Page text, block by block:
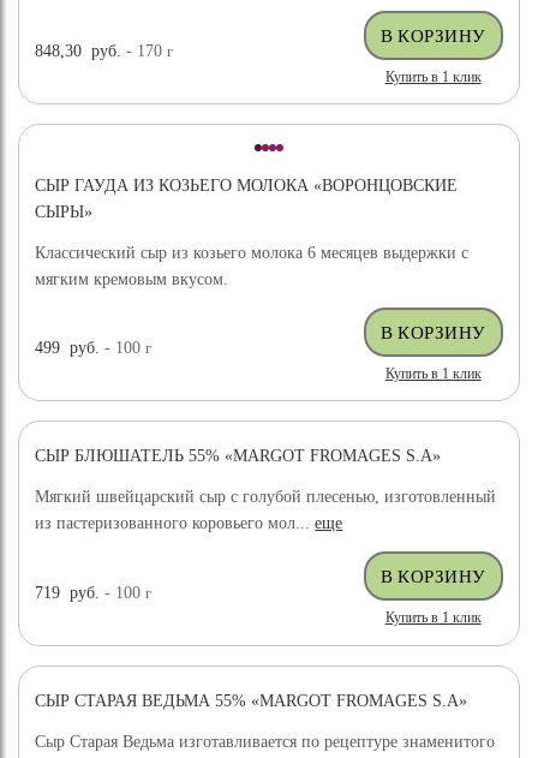
848,30 руб. - 170г
Купить в 1 клик
СЫР ГАУДА ИЗ КОЗЬЕГО МОЛОКА «ВОРОНЦОВСКИЕ
СЫРЫ»
Классический сыр из козьего молока 6 месяцев выдержки с
мягким кремовым вкусом.
499 руб. - 100г
Купить в 1 клик
СЫР БЛЮШАТЕЛЬ 55% «MARGOT FROMAGES S.A»
Мягкий швейцарский сыр с голубой плесенью, изготовленный
из пастеризованного коровьего мол...еще
719 руб. - 100г
Купить в 1 клик
СЫР СТАРАЯ ВЕДЬМА 55% «MARGOT FROMAGES S.A»
Сыр Старая Ведьма изготавливается по рецептуре знаменитого